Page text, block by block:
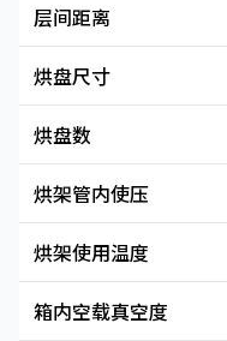
层间距离
烘盘尺寸
烘盘数
烘架管内使压
烘架使用温度
箱内空载真空度